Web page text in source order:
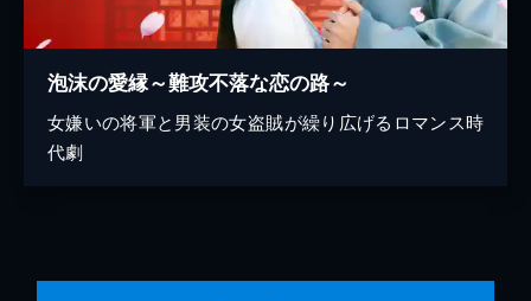
泡沫の愛縁～難攻不落な恋の路～
女嫌いの将軍と男装の女盗賊が繰り広げるロマンス時
代劇